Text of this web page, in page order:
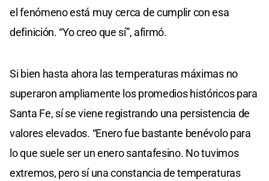
el fenómeno está muy cerca de cumplir con esa
definición. “Yo creo que sí”, afirmó.
Si bien hasta ahora las temperaturas máximas no
superaron ampliamente los promedios históricos para
Santa Fe, sí se viene registrando una persistencia de
valores elevados. “Enero fue bastante benévolo para
lo que suele ser un enero santafesino. No tuvimos
extremos, pero sí una constancia de temperaturas